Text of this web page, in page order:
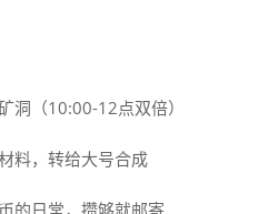
洞（10:00-12点双倍）
料，转给大号合成
的日常，攒够就邮寄